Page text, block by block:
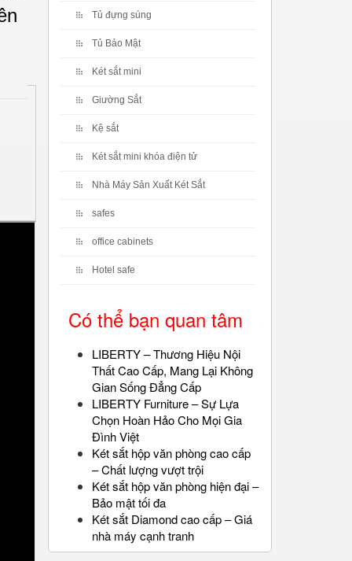
Tủ đựng súng
Tủ Bảo Mật
Két sắt mini
Giường Sắt
Kệ sắt
Két sắt mini khóa điện tử
Nhà Máy Sản Xuất Két Sắt
safes
office cabinets
Hotel safe
Có thể bạn quan tâm
LIBERTY – Thương Hiệu Nội
Thất Cao Cấp, Mang Lại Không
Gian Sống Đẳng Cấp
LIBERTY Furniture – Sự Lựa
Chọn Hoàn Hảo Cho Mọi Gia
Đình Việt
Két sắt hộp văn phòng cao cấp
– Chất lượng vượt trội
Két sắt hộp văn phòng hiện đại –
Bảo mật tối đa
Két sắt Diamond cao cấp – Giá
nhà máy cạnh tranh